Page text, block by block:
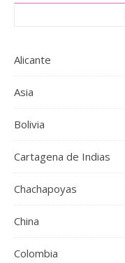
Alicante
Asia
Bolivia
Cartagena de Indias
Chachapoyas
China
Colombia